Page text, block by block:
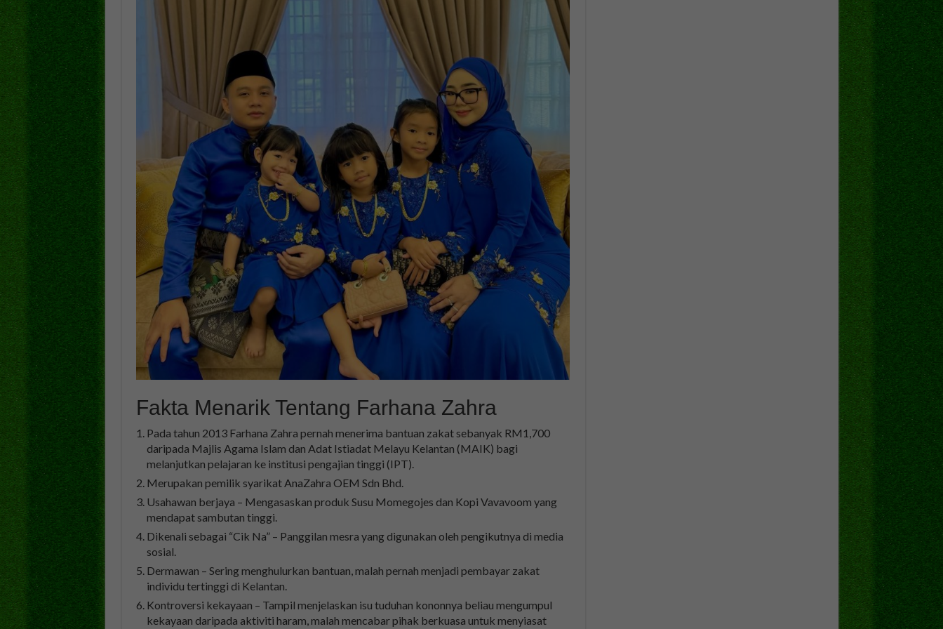
Fakta Menarik Tentang Farhana Zahra
Pada tahun 2013 Farhana Zahra pernah menerima bantuan zakat sebanyak RM1,700
daripada Majlis Agama Islam dan Adat Istiadat Melayu Kelantan (MAIK) bagi
melanjutkan pelajaran ke institusi pengajian tinggi (IPT).
Merupakan pemilik syarikat AnaZahra OEM Sdn Bhd.
Usahawan berjaya – Mengasaskan produk Susu Momegojes dan Kopi Vavavoom yang
mendapat sambutan tinggi.
Dikenali sebagai “Cik Na” – Panggilan mesra yang digunakan oleh pengikutnya di media
sosial.
Dermawan – Sering menghulurkan bantuan, malah pernah menjadi pembayar zakat
individu tertinggi di Kelantan.
Kontroversi kekayaan – Tampil menjelaskan isu tuduhan kononnya beliau mengumpul
kekayaan daripada aktiviti haram, malah mencabar pihak berkuasa untuk menyiasat